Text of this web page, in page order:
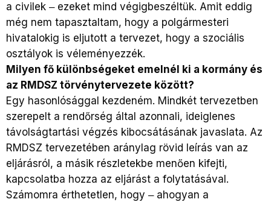
a civilek ‒ ezeket mind végigbeszéltük. Amit eddig
még nem tapasztaltam, hogy a polgármesteri
hivatalokig is eljutott a tervezet, hogy a szociális
osztályok is véleményezzék.
Milyen fő különbségeket emelnél ki a kormány és
az RMDSZ törvénytervezete között?
Egy hasonlósággal kezdeném. Mindkét tervezetben
szerepelt a rendőrség által azonnali, ideiglenes
távolságtartási végzés kibocsátásának javaslata. Az
RMDSZ tervezetében aránylag rövid leírás van az
eljárásról, a másik részletekbe menően kifejti,
kapcsolatba hozza az eljárást a folytatásával.
Számomra érthetetlen, hogy ‒ ahogyan a